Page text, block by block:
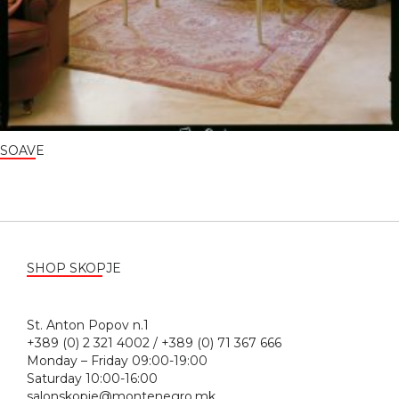
SOAVE
SHOP SKOPJE
St. Anton Popov n.1
+389 (0) 2 321 4002 / +389 (0) 71 367 666
Monday – Friday 09:00-19:00
Saturday 10:00-16:00